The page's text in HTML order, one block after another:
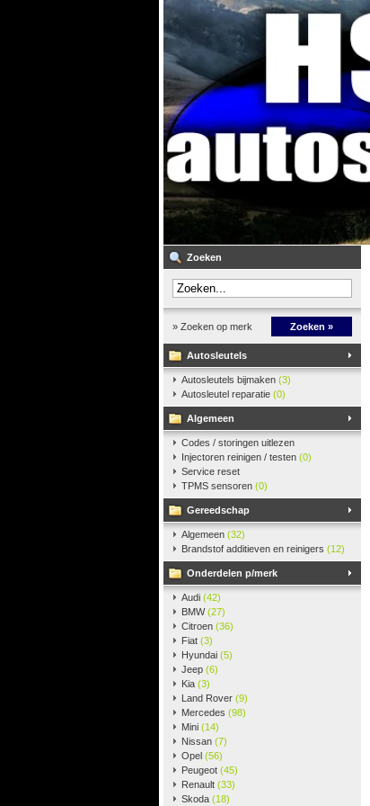
Zoeken
» Zoeken op merk Zoeken »
Autosleutels
Autosleutels bijmaken (3)
Autosleutel reparatie (0)
Algemeen
Codes / storingen uitlezen
Injectoren reinigen / testen (0)
Service reset
TPMS sensoren (0)
Gereedschap
Algemeen (32)
Brandstof additieven en reinigers (12)
Onderdelen p/merk
Audi (42)
BMW(27)
Citroen (36)
Fiat (3)
Hyundai (5)
Jeep (6)
Kia (3)
Land Rover (9)
Mercedes (98)
Mini (14)
Nissan (7)
Opel (56)
Peugeot (45)
Renault (33)
Skoda (18)